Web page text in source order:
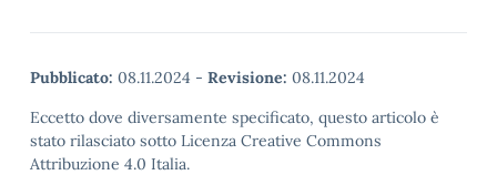
Pubblicato: 08.11.2024 - Revisione: 08.11.2024
Eccetto dove diversamente specificato, questo articolo è
stato rilasciato sotto Licenza Creative Commons
Attribuzione 4.0 Italia.